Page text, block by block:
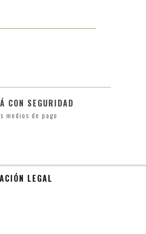
CON SEGURIDAD
medios de pago
LEGAL